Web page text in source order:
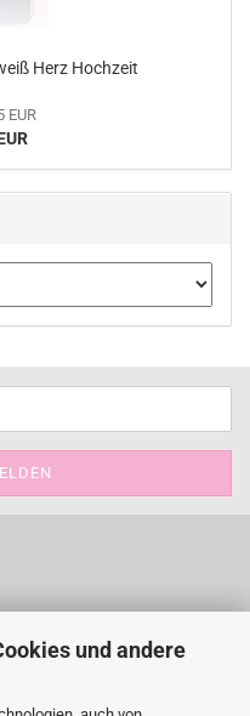
und andere
Herz Hochzeit
EUR